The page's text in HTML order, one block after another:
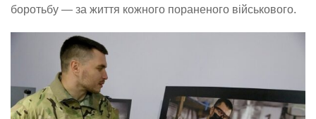
боротьбу — за життя кожного пораненого військового.